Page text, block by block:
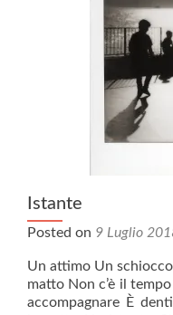
Istante
Posted on 9 Luglio
Un attimo Un
matto Non c’è il
accompagnare È